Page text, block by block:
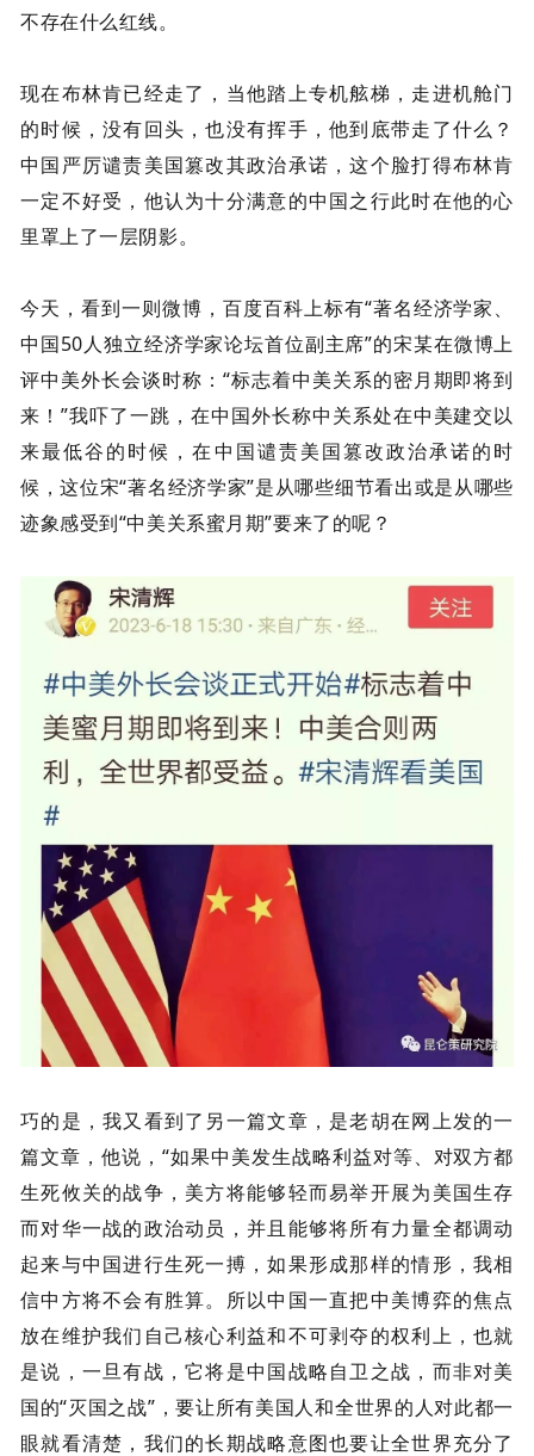
不存在什么红线。
现在布林肯已经走了，当他踏上专机舷梯，走进机舱门
的时候，没有回头，也没有挥手，他到底带走了什么？
中国严厉谴责美国篡改其政治承诺，这个脸打得布林肯
一定不好受，他认为十分满意的中国之行此时在他的心
里罩上了一层阴影。
今天，看到一则微博，百度百科上标有“著名经济学家、
中国50人独立经济学家论坛首位副主席”的宋某在微博上
评中美外长会谈时称：“标志着中美关系的密月期即将到
来！”我吓了一跳，在中国外长称中关系处在中美建交以
来最低谷的时候，在中国谴责美国篡改政治承诺的时
候，这位宋“著名经济学家”是从哪些细节看出或是从哪些
迹象感受到“中美关系蜜月期”要来了的呢？
巧的是，我又看到了另一篇文章，是老胡在网上发的一
篇文章，他说，“如果中美发生战略利益对等、对双方都
生死攸关的战争，美方将能够轻而易举开展为美国生存
而对华一战的政治动员，并且能够将所有力量全都调动
起来与中国进行生死一搏，如果形成那样的情形，我相
信中方将不会有胜算。所以中国一直把中美博弈的焦点
放在维护我们自己核心利益和不可剥夺的权利上，也就
是说，一旦有战，它将是中国战略自卫之战，而非对美
国的“灭国之战”，要让所有美国人和全世界的人对此都一
眼就看清楚，我们的长期战略意图也要让全世界充分了